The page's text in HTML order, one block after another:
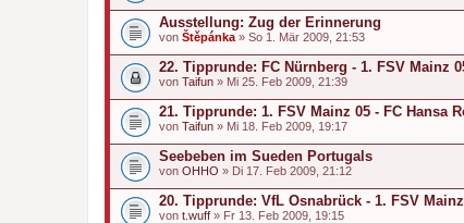
Ausstellung: Zug der Erinnerung
von Štěpánka » So 1. Mär 2009, 21:53
22. Tipprunde: FC Nürnberg - 1. FSV Mainz
von Taifun » Mi 25. Feb 2009, 21:39
21. Tipprunde: 1. FSV Mainz 05 - FC Hansa
von Taifun » Mi 18. Feb 2009, 19:17
Seebeben im Sueden Portugals
von OHHO » Di 17. Feb 2009, 21:12
20. Tipprunde: VfL Osnabrück - 1. FSV
von t.wuff » Fr 13. Feb 2009, 19:15